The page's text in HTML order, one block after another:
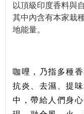
以頂級印度香料與
其中內含有本家栽
地能量。
咖哩，乃指多種
抗炎、去濕、提
中，帶給人們身